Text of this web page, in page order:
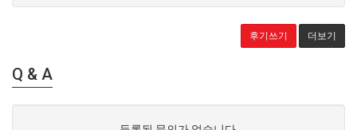
후기쓰기 더보기
Q & A